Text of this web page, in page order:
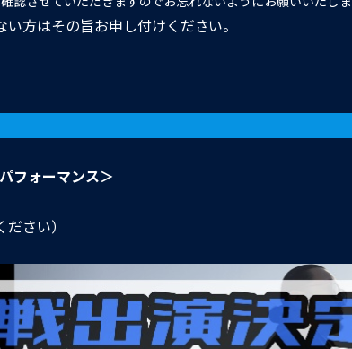
方はその旨お申し付けください。
フォーマンス＞
さい）